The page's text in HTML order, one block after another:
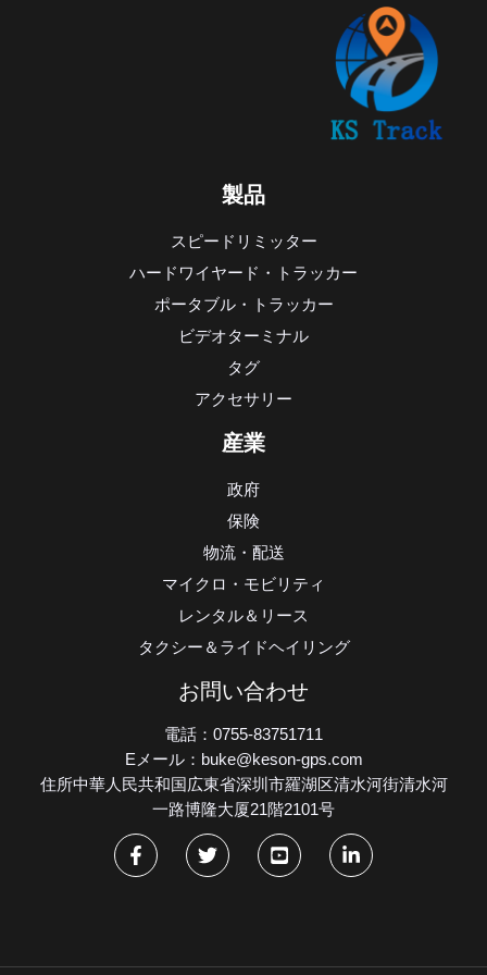
製品
スピードリミッター
ハードワイヤード・トラッカー
ポータブル・トラッカー
ビデオターミナル
タグ
アクセサリー
産業
政府
保険
物流・配送
マイクロ・モビリティ
レンタル＆リース
タクシー＆ライドヘイリング
お問い合わせ
電話：0755-83751711
Eメール：buke@keson-gps.com
住所中華人民共和国広東省深圳市羅湖区清水河街清水河
一路博隆大厦21階2101号